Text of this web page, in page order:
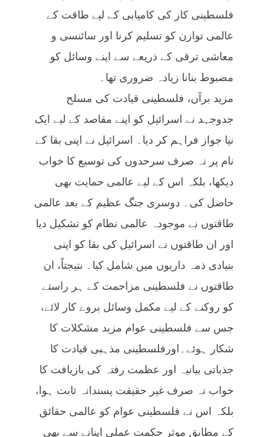
فلسطینی کاز کی کامیابی کے لیے طاقت کے
عالمی توازن کو تسلیم کرنا اور سائنسی و
معاشی ترقی کے ذریعے سے اپنے وسائل کو
مضبوط بنانا زیادہ ضروری تھا۔
مزید برآں، فلسطینی قیادت کی مسلح
جدوجہد نے اسرائیل کو اپنے مقاصد کے لیے ایک
نیا جواز فراہم کر دیا۔ اسرائیل نے اپنی بقا کے
نام پر نہ صرف سرحدوں کی توسیع کا خواب
دیکھا، بلکہ اس کے لیے عالمی حمایت بھی
حاصل کی۔ دوسری جنگ عظیم کے بعد عالمی
طاقتوں نے موجودہ عالمی نظام کو تشکیل دیا
اور ان طاقتوں نے اسرائیل کی بقا کو اپنی
بنیادی ذمہ داریوں میں شامل کیا۔ نتیجتاً، ان
طاقتوں نے فلسطینی مزاحمت کے ہر راستے
کو روکنے کے لیے مکمل وسائل بروے کار لائے،
جس سے فلسطینی عوام مزید مشکلات کا
شکار ہوئے۔اورفلسطینی مذہبی قیادت کا
جذباتی بیانیہ اور عظمت رفتہ کی بازیافت کا
خواب نہ صرف غیر حقیقت پسندانہ ثابت ہوا،
بلکہ اس نے فلسطینی عوام کو عالمی حقائق
کے مطابق موثر حکمت عملی اپنانے سے بھی